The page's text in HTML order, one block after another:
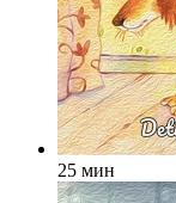
25 мин